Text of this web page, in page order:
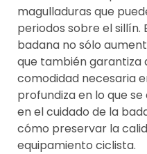
magulladuras que
periodos sobre el sillín.
badana no sólo
que también garantiza
comodidad necesaria
profundiza en lo que
en el cuidado de la
cómo preservar la
equipamiento ciclista.